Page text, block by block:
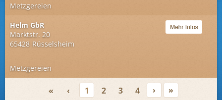
Metzgereien
Helm GbR
Marktstr. 20
65428 Rüsselsheim
Metzgereien
« ‹ 1 2 3 4 › »